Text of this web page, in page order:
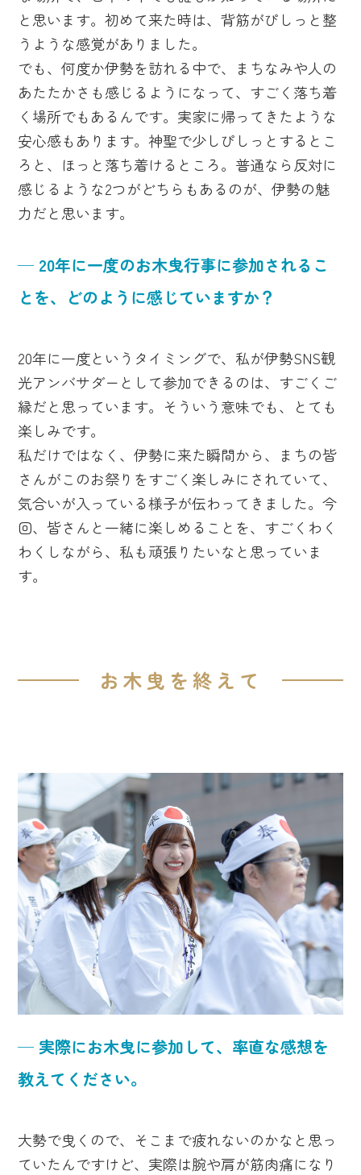
と思います。初めて来た時は、背筋がぴしっと整
うような感覚がありました。
でも、何度か伊勢を訪れる中で、まちなみや人の
あたたかさも感じるようになって、すごく落ち着
く場所でもあるんです。実家に帰ってきたような
安心感もあります。神聖で少しぴしっとするとこ
ろと、ほっと落ち着けるところ。普通なら反対に
感じるような2つがどちらもあるのが、伊勢の魅
力だと思います。
─ 20年に一度のお木曳行事に参加されるこ
とを、どのように感じていますか？
20年に一度というタイミングで、私が伊勢SNS観
光アンバサダーとして参加できるのは、すごくご
縁だと思っています。そういう意味でも、とても
楽しみです。
私だけではなく、伊勢に来た瞬間から、まちの皆
さんがこのお祭りをすごく楽しみにされていて、
気合いが入っている様子が伝わってきました。今
回、皆さんと一緒に楽しめることを、すごくわく
わくしながら、私も頑張りたいなと思っていま
す。
お木曳を終えて
─ 実際にお木曳に参加して、率直な感想を
教えてください。
大勢で曳くので、そこまで疲れないのかなと思っ
ていたんですけど、実際は腕や肩が筋肉痛になり